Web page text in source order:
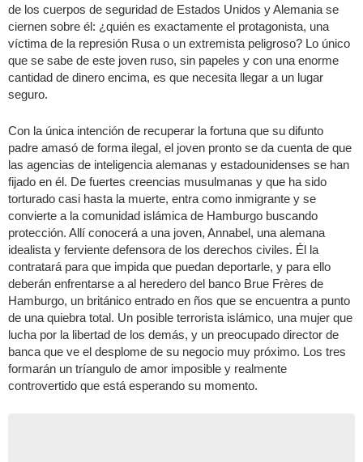
de los cuerpos de seguridad de Estados Unidos y Alemania se
ciernen sobre él: ¿quién es exactamente el protagonista, una
víctima de la represión Rusa o un extremista peligroso? Lo único
que se sabe de este joven ruso, sin papeles y con una enorme
cantidad de dinero encima, es que necesita llegar a un lugar
seguro.
Con la única intención de recuperar la fortuna que su difunto
padre amasó de forma ilegal, el joven pronto se da cuenta de que
las agencias de inteligencia alemanas y estadounidenses se han
fijado en él. De fuertes creencias musulmanas y que ha sido
torturado casi hasta la muerte, entra como inmigrante y se
convierte a la comunidad islámica de Hamburgo buscando
protección. Allí conocerá a una joven, Annabel, una alemana
idealista y ferviente defensora de los derechos civiles. Él la
contratará para que impida que puedan deportarle, y para ello
deberán enfrentarse a al heredero del banco Brue Frères de
Hamburgo, un británico entrado en ños que se encuentra a punto
de una quiebra total. Un posible terrorista islámico, una mujer que
lucha por la libertad de los demás, y un preocupado director de
banca que ve el desplome de su negocio muy próximo. Los tres
formarán un tríangulo de amor imposible y realmente
controvertido que está esperando su momento.